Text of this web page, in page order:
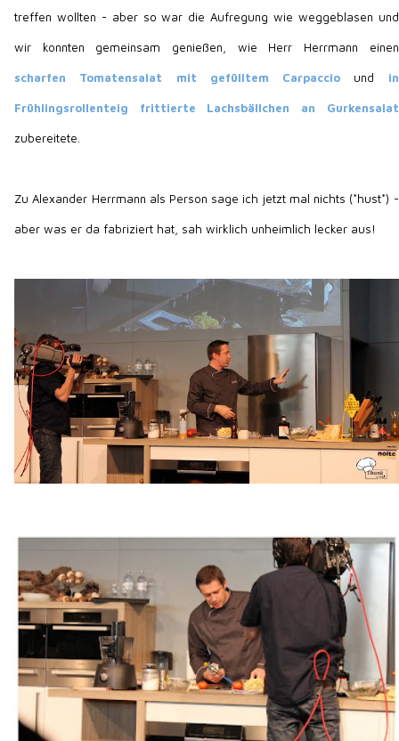
treffen wollten - aber so war die Aufregung wie weggeblasen und
wir konnten gemeinsam genießen, wie Herr Herrmann einen
scharfen Tomatensalat mit gefülltem Carpaccio und in
Frühlingsrollenteig frittierte Lachsbällchen an Gurkensalat
zubereitete.
Zu Alexander Herrmann als Person sage ich jetzt mal nichts (*hust*) -
aber was er da fabriziert hat, sah wirklich unheimlich lecker aus!